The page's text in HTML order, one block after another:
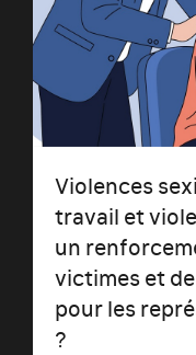
Violences
travail et
un
victimes et
pour les
?